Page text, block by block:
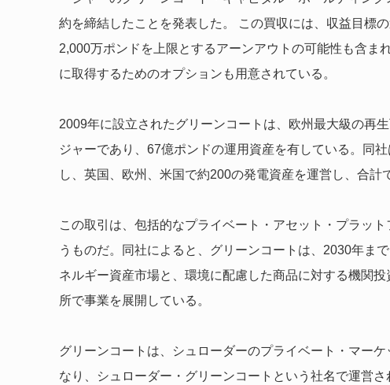
約を締結したことを発表した。 この買収には、収益目標
2,000万ポンドを上限とするアーンアウトの可能性も含ま
に取得するためのオプションも用意されている。
2009年に設立されたグリーンコートは、欧州最大級の再
ジャーであり、67億ポンドの運用資産を有している。同
し、英国、欧州、米国で約200の発電資産を運営し、合計
この取引は、包括的なプライベート・アセット・プラッ
うものだ。同社によると、グリーンコートは、2030年ま
ネルギー資産市場と、環境に配慮した商品に対する機関
所で事業を展開している。
グリーンコートは、シュローダーのプライベート・マー
なり、シュローダー・グリーンコートという社名で運営さ